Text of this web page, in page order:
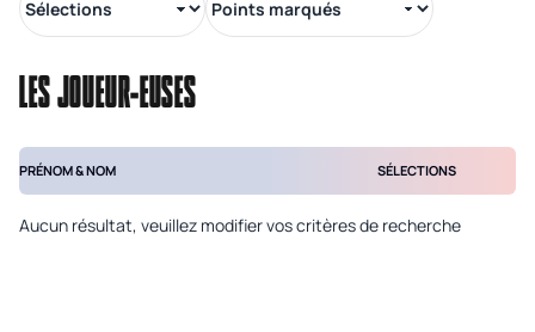
LES JOUEUR-EUSES
PRÉNOM & NOM SÉLECTIONS
Aucun résultat, veuillez modifier vos critères de recherche